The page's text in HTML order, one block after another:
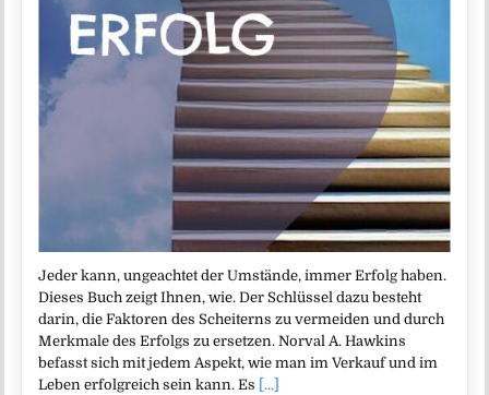
Jeder kann, ungeachtet der Umstände, immer Erfolg haben.
Dieses Buch zeigt Ihnen, wie. Der Schlüssel dazu besteht
darin, die Faktoren des Scheiterns zu vermeiden und durch
Merkmale des Erfolgs zu ersetzen. Norval A. Hawkins
befasst sich mit jedem Aspekt, wie man im Verkauf und im
Leben erfolgreich sein kann. Es [...]